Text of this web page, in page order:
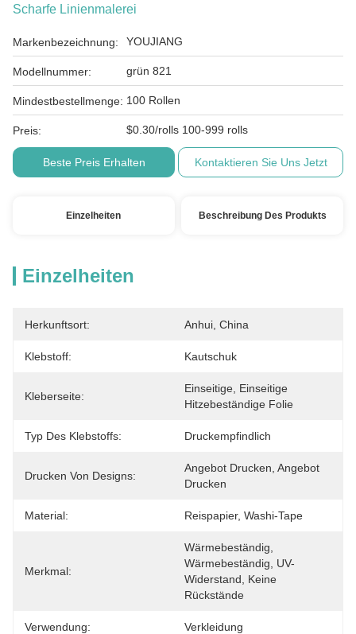
Scharfe Linienmalerei
Markenbezeichnung: YOUJIANG
Modellnummer: grün 821
Mindestbestellmenge: 100 Rollen
Preis: $0.30/rolls 100-999 rolls
Beste Preis Erhalten Kontaktieren Sie Uns Jetzt
Einzelheiten Beschreibung Des Produkts
Einzelheiten
Herkunftsort: Anhui, China
Klebstoff: Kautschuk
Kleberseite:
Einseitige, Einseitige
Hitzebeständige Folie
Typ Des Klebstoffs: Druckempfindlich
Drucken Von Designs:
Angebot Drucken, Angebot
Drucken
Material: Reispapier, Washi-Tape
Merkmal:
Wärmebeständig,
Wärmebeständig, UV-
Widerstand, Keine
Rückstände
Verwendung: Verkleidung